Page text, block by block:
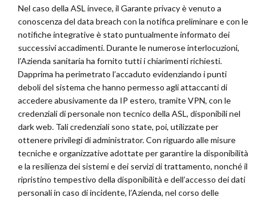
Nel caso della ASL invece, il Garante privacy è venuto a
conoscenza del data breach con la notifica preliminare e con le
notifiche integrative è stato puntualmente informato dei
successivi accadimenti. Durante le numerose interlocuzioni,
l’Azienda sanitaria ha fornito tutti i chiarimenti richiesti.
Dapprima ha perimetrato l’accaduto evidenziando i punti
deboli del sistema che hanno permesso agli attaccanti di
accedere abusivamente da IP estero, tramite VPN, con le
credenziali di personale non tecnico della ASL, disponibili nel
dark web. Tali credenziali sono state, poi, utilizzate per
ottenere privilegi di administrator. Con riguardo alle misure
tecniche e organizzative adottate per garantire la disponibilità
e la resilienza dei sistemi e dei servizi di trattamento, nonché il
ripristino tempestivo della disponibilità e dell’accesso dei dati
personali in caso di incidente, l’Azienda, nel corso delle